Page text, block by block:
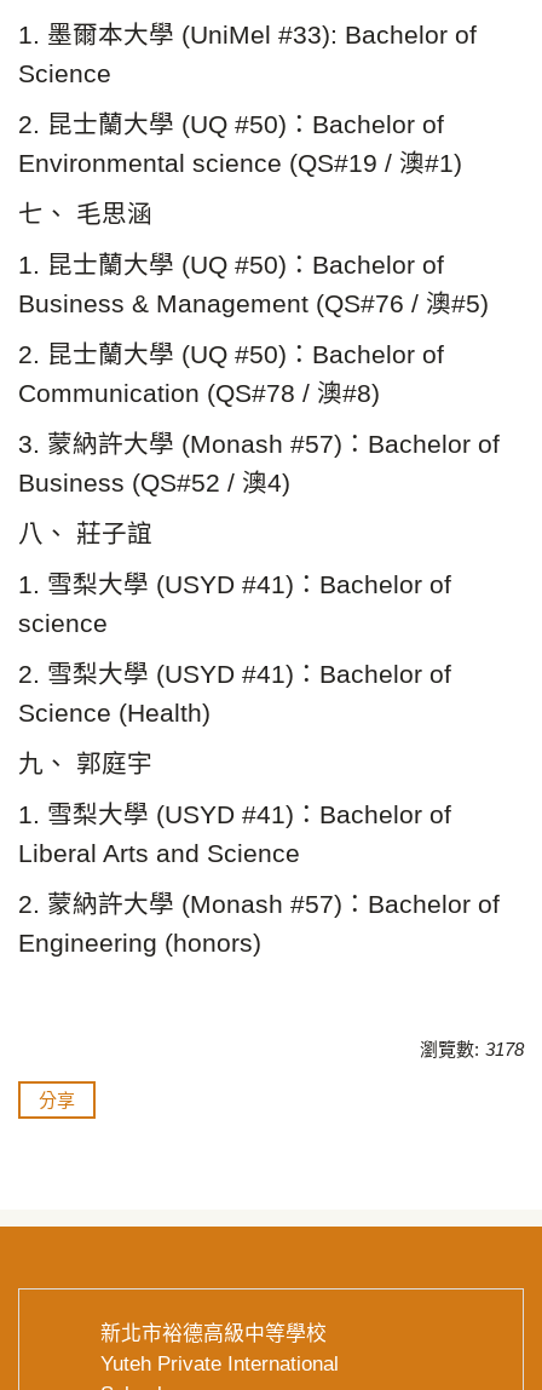
1. 墨爾本大學 (UniMel #33): Bachelor of
Science
2. 昆士蘭大學 (UQ #50)：Bachelor of
Environmental science (QS#19 / 澳#1)
七、 毛思涵
1. 昆士蘭大學 (UQ #50)：Bachelor of
Business & Management (QS#76 / 澳#5)
2. 昆士蘭大學 (UQ #50)：Bachelor of
Communication (QS#78 / 澳#8)
3. 蒙納許大學 (Monash #57)：Bachelor of
Business (QS#52 / 澳4)
八、 莊子誼
1. 雪梨大學 (USYD #41)：Bachelor of
science
2. 雪梨大學 (USYD #41)：Bachelor of
Science (Health)
九、 郭庭宇
1. 雪梨大學 (USYD #41)：Bachelor of
Liberal Arts and Science
2. 蒙納許大學 (Monash #57)：Bachelor of
Engineering (honors)
瀏覽數: 3178
分享
新北市裕德高級中等學校
Yuteh Private International